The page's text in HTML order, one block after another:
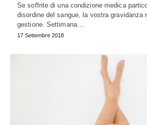
Se soffrite di una condizione medica
disordine del sangue, la vostra gravidanza
gestione. Settimana…
17 Settembre 2018